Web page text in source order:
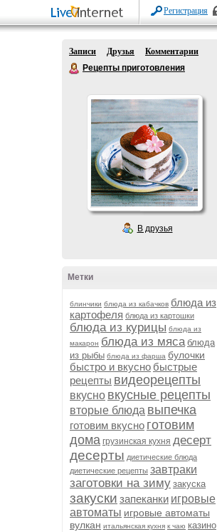
Регистрация
Записи Друзья
Комментарии
Рецепты приготовления
В друзья
Метки
блинчики блюда из кабачков блюда из
картофеля блюда из картошки
блюда из курицы блюда из
макарон блюда из мяса блюда
из рыбы блюда из фарша булочки
быстро и вкусно быстрые
рецепты видеорецепты
вкусно вкусные рецепты
вторые блюда выпечка
готовим вкусно готовим
дома грузинская кухня десерт
десерты диетические блюда
диетические рецепты завтраки
заготовки на зиму закуска
закуски запеканки игровые
автоматы игровые автоматы
вулкан итальянская кухня к чаю казино